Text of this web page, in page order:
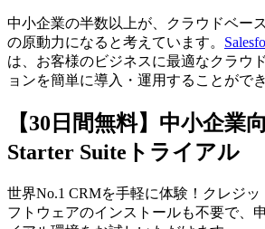
中小企業の半数以上が、クラウドベー
の原動力になると考えています。
は、お客様のビジネスに最適なクラウ
ョンを簡単に導入・運用することができ
【30日間無料】中小企業
Starter Suiteトライアル
世界No.1 CRMを手軽に体験！クレジ
フトウェアのインストールも不要で、